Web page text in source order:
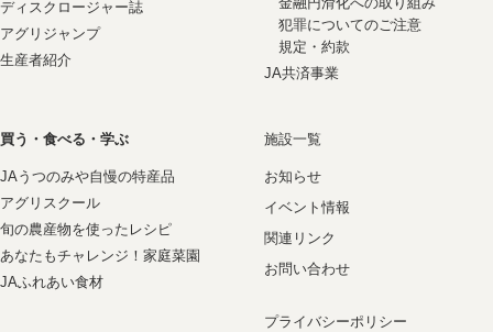
ディスクロージャー誌
アグリジャンプ
生産者紹介
犯罪についてのご注意
規定・約款
JA共済事業
買う・食べる・学ぶ
JAうつのみや自慢の特産品
アグリスクール
旬の農産物を使ったレシピ
あなたもチャレンジ！家庭菜園
JAふれあい食材
施設一覧
お知らせ
イベント情報
関連リンク
お問い合わせ
プライバシーポリシー